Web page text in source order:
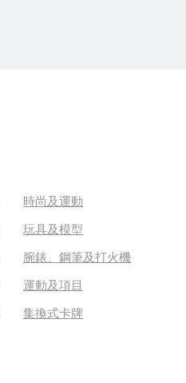
時尚及運動
玩具及模型
腕錶、鋼筆及打火機
運動及項目
集換式卡牌